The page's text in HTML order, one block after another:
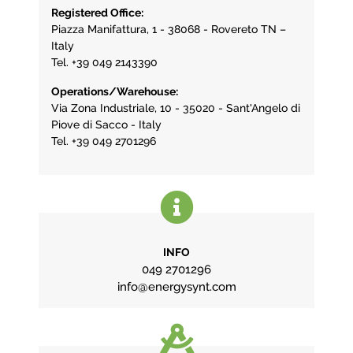
Registered Office:
Piazza Manifattura, 1 - 38068 - Rovereto TN –
Italy
Tel. +39 049 2143390
Operations/Warehouse:
Via Zona Industriale, 10 - 35020 - Sant'Angelo di
Piove di Sacco - Italy
Tel. +39 049 2701296
INFO
049 2701296
info@energysynt.com